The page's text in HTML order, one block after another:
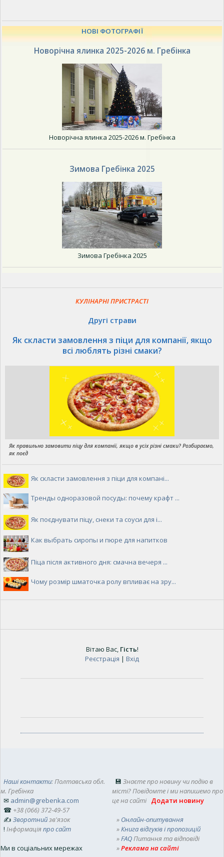
НОВІ ФОТОГРАФІЇ
Новорічна ялинка 2025-2026 м. Гребінка
Новорічна ялинка 2025-2026 м. Гребінка
Зимова Гребінка 2025
Зимова Гребінка 2025
КУЛІНАРНІ ПРИСТРАСТІ
Другі страви
Як скласти замовлення з піци для компанії, якщо
всі люблять різні смаки?
Як правильно замовити піцу для компанії, якщо в усіх різні смаки? Розбираємо,
як поєд
Як скласти замовлення з піци для компані...
Тренды одноразовой посуды: почему крафт ...
Як поєднувати піцу, снеки та соуси для і...
Как выбрать сиропы и пюре для напитков
Піца після активного дня: смачна вечеря ...
Чому розмір шматочка ролу впливає на зру...
Вітаю Вас, Гість!
Реєстрація | Вхід
Наші контакти: Полтавська обл.
м. Гребінка
✉ admin@grebenka.com
☎ +38 (066) 372-49-57
✍ Зворотний зв'язок
! Інформаціяпро сайт
Ми в соціальних мережах
💾 Знаєте про новину чи подію в
місті? Повідомте і ми напишемо про
це на сайті Додати новину
» Онлайн-опитування
» Книга відгуків і пропозицій
» FAQ Питання та відповіді
»Реклама на сайті